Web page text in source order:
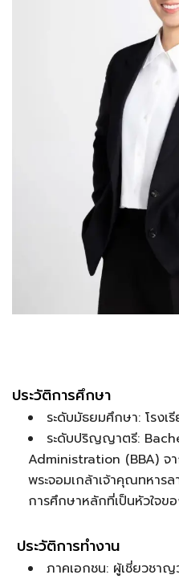
ประวัติการศึกษา
ระดับมัธยมศึกษา: โรงเ
ระดับปริญญาตรี:
Administration (BBA) จ
พระจอมเกล้าเจ้าคุณทหาร
การศึกษาหลักที่เป็นหัวใจข
ประวัติการทำงาน
ภาคเอกชน: ผู้เชี่ยวชา